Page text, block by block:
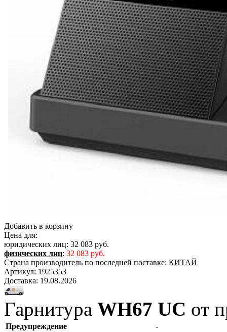
Добавить в корзину
Цена для:
юридических лиц: 32 083 руб.
физических лиц: 32 083 руб.
Страна производитель по последней поставке: КИТАЙ
Артикул: 1925353
Доставка: 19.08.2026
Гарнитура WH67 UC от
Предупреждение
-